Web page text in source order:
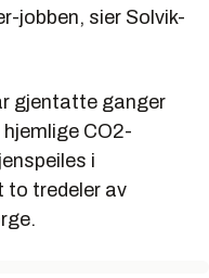
jobben, sier Solvik-
gjentatte ganger
CO2-
i
to tredeler av